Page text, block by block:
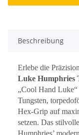
Beschreibung
Erlebe die
Luke Humphries
„Cool Hand
Tungsten,
Hex‑Grip auf
setzen. Das